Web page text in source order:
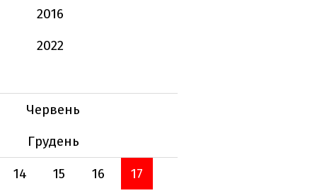
2016
2022
Червень
Грудень
14 15 16
17